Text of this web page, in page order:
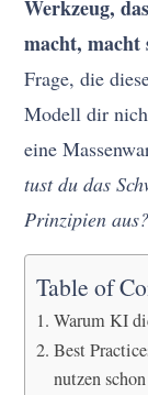
Werkzeug,
macht, macht
Frage, die
Modell dir
eine
tust du das
Prinzipien aus?
Table of
Warum KI
Best
nutzen schon